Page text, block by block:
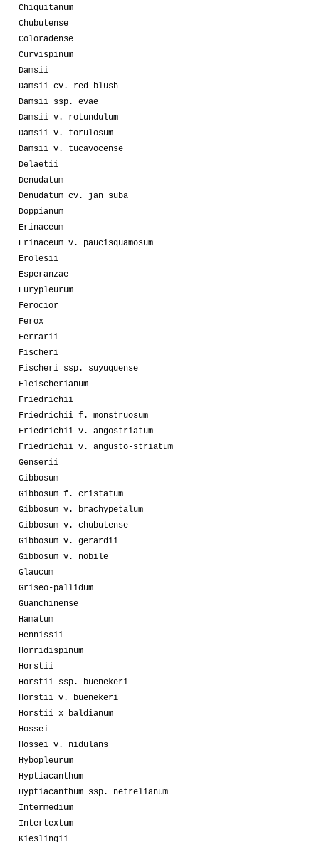
Chiquitanum
Chubutense
Coloradense
Curvispinum
Damsii
Damsii cv. red blush
Damsii ssp. evae
Damsii v. rotundulum
Damsii v. torulosum
Damsii v. tucavocense
Delaetii
Denudatum
Denudatum cv. jan suba
Doppianum
Erinaceum
Erinaceum v. paucisquamosum
Erolesii
Esperanzae
Eurypleurum
Ferocior
Ferox
Ferrarii
Fischeri
Fischeri ssp. suyuquense
Fleischerianum
Friedrichii
Friedrichii f. monstruosum
Friedrichii v. angostriatum
Friedrichii v. angusto-striatum
Genserii
Gibbosum
Gibbosum f. cristatum
Gibbosum v. brachypetalum
Gibbosum v. chubutense
Gibbosum v. gerardii
Gibbosum v. nobile
Glaucum
Griseo-pallidum
Guanchinense
Hamatum
Hennissii
Horridispinum
Horstii
Horstii ssp. buenekeri
Horstii v. buenekeri
Horstii x baldianum
Hossei
Hossei v. nidulans
Hybopleurum
Hyptiacanthum
Hyptiacanthum ssp. netrelianum
Intermedium
Intertextum
Kieslingii